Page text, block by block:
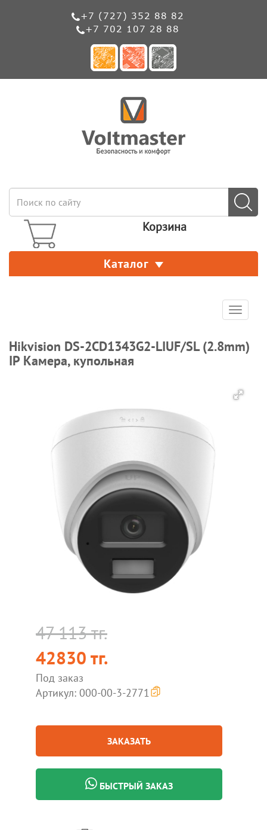
+7 (727) 352 88 82
+7 702 107 28 88
Корзина
Каталог
Toggle
Hikvision DS-2CD1343G2-LIUF/SL (2.8mm)
IP Камера, купольная
47 113 тг.
42830 тг.
Под заказ
Артикул: 000-00-3-2771
ЗАКАЗАТЬ
БЫСТРЫЙ ЗАКАЗ